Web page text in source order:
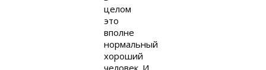
целом
это
вполне
нормальный
хороший
человек. И